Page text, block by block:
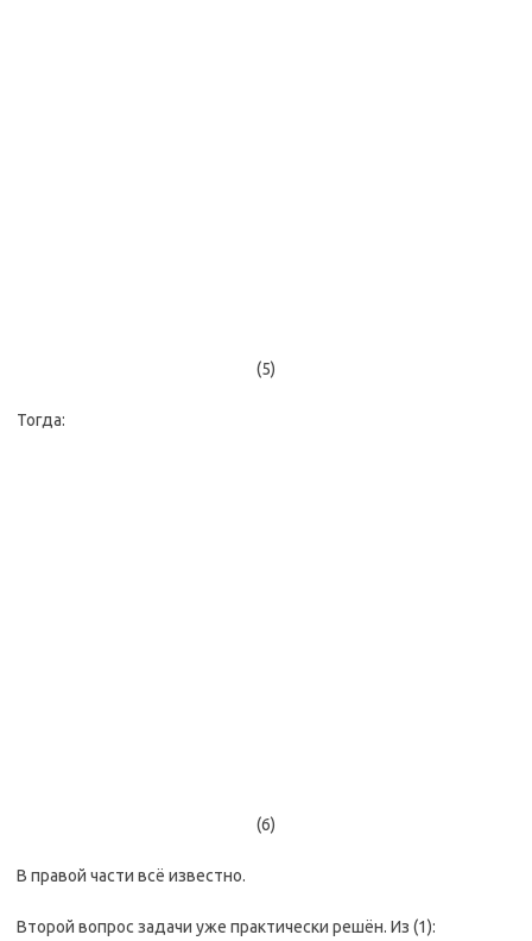
(5)
Тогда:
(6)
В правой части всё известно.
Второй вопрос задачи уже практически решён. Из (1):